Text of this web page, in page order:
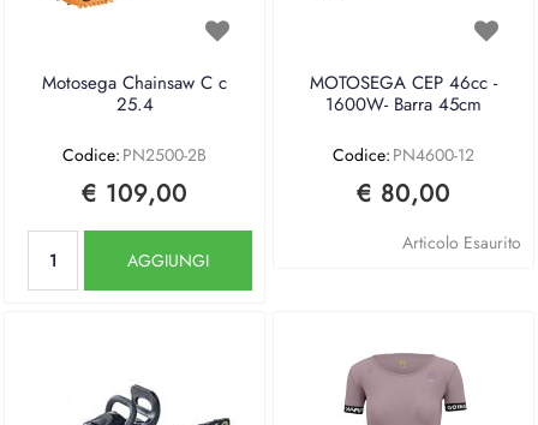
Motosega Chainsaw C c
25.4
Codice: PN2500-2B
€ 109,00
AGGIUNGI
MOTOSEGA CEP 46cc -
1600W- Barra 45cm
Codice: PN4600-12
€ 80,00
Articolo Esaurito